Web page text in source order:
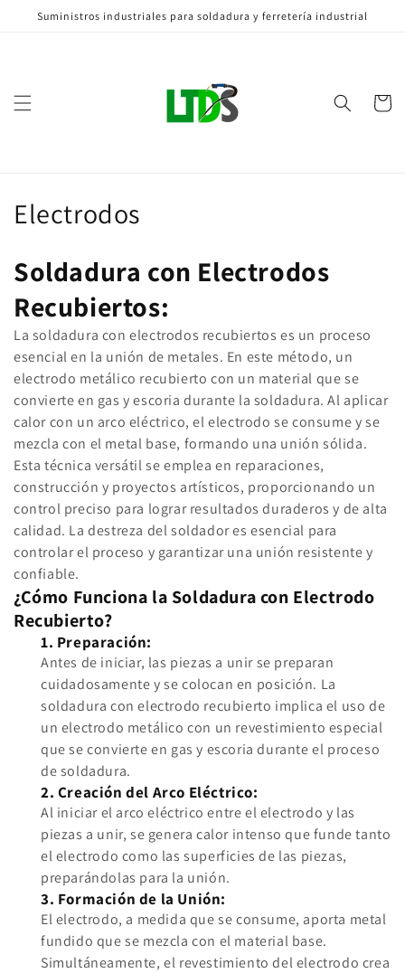
directamente
Suministros industriales para soldadura y ferretería industrial
Carrito
C
l
e
c
c
i
ó
n
:
Electrodos
Soldadura con Electrodos
Recubiertos:
La soldadura con electrodos recubiertos es un proceso
esencial en la unión de metales. En este método, un
electrodo metálico recubierto con un material que se
convierte en gas y escoria durante la soldadura. Al aplicar
calor con un arco eléctrico, el electrodo se consume y se
mezcla con el metal base, formando una unión sólida.
Esta técnica versátil se emplea en reparaciones,
construcción y proyectos artísticos, proporcionando un
control preciso para lograr resultados duraderos y de alta
calidad. La destreza del soldador es esencial para
controlar el proceso y garantizar una unión resistente y
confiable.
¿Cómo Funciona la Soldadura con Electrodo
Recubierto?
1. Preparación:
Antes de iniciar, las piezas a unir se preparan
cuidadosamente y se colocan en posición. La
soldadura con electrodo recubierto implica el uso de
un electrodo metálico con un revestimiento especial
que se convierte en gas y escoria durante el proceso
de soldadura.
2. Creación del Arco Eléctrico:
Al iniciar el arco eléctrico entre el electrodo y las
piezas a unir, se genera calor intenso que funde tanto
el electrodo como las superficies de las piezas,
preparándolas para la unión.
3. Formación de la Unión:
El electrodo, a medida que se consume, aporta metal
fundido que se mezcla con el material base.
Simultáneamente, el revestimiento del electrodo crea